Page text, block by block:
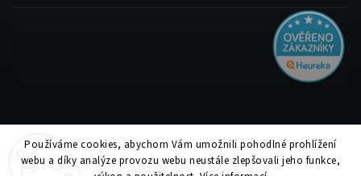
Používáme cookies, abychom Vám umožnili pohodlné prohlížení
webu a díky analýze provozu webu neustále zlepšovali jeho funkce,
Copyright 2026Tiskolino.cz. Všechna práva vyhrazena.